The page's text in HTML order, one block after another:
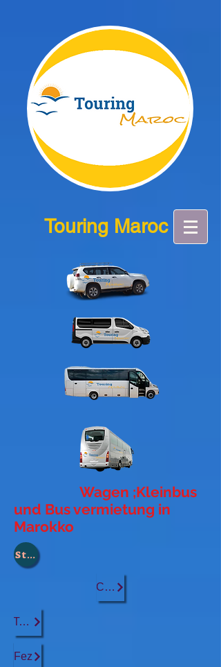
Touring Maroc
Wagen ;Kleinbus
und Bus vermietung in
Marokko
Stadt :
Casablanca
Tanger
Fez